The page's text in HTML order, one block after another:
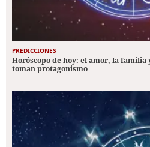
PREDICCIONES
Horóscopo de hoy: el amor, la
toman protagonismo